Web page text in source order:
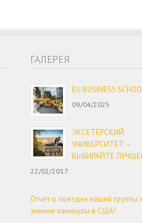
ГАЛЕРЕЯ
EU BUSINESS
09/04/2025
ЭКСЕТЕРСКИЙ
УНИВЕРСИТЕТ –
ВЫБИРАЙТЕ
22/02/2017
Отчёт о поездке нашей группы
зимние каникулы в США!